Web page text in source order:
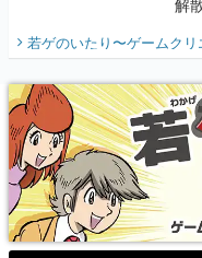
X
Discord